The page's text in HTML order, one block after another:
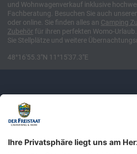
und Wohnwagenverkauf inklusive
Fachberatung. Besuchen Sie auch
oder online. Sie finden alles an Camping
Zubehör für ihren perfekten Womo-
Sie Stellplätze und weitere
48°16'55.3"N 11°15'37.3"E
Newsletter: Jetzt auf
shop.derfreistaat.de
einen 5€ Gutschein für
Shop erhalten!*